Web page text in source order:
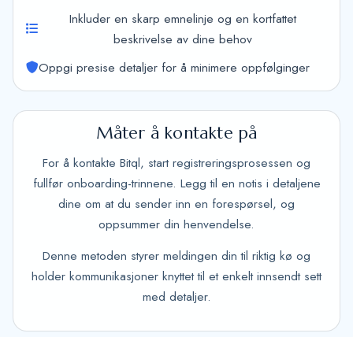
Inkluder en skarp emnelinje og en kortfattet
beskrivelse av dine behov
Oppgi presise detaljer for å minimere oppfølginger
Måter å kontakte på
For å kontakte Bitql, start registreringsprosessen og
fullfør onboarding-trinnene. Legg til en notis i detaljene
dine om at du sender inn en forespørsel, og
oppsummer din henvendelse.
Denne metoden styrer meldingen din til riktig kø og
holder kommunikasjoner knyttet til et enkelt innsendt sett
med detaljer.